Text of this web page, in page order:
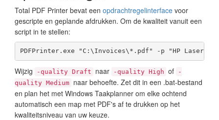
Total PDF Printer bevat een opdrachtregelinterface voor
gescripte en geplande afdrukken. Om de kwaliteit vanuit een
script in te stellen:
PDFPrinter.exe "C:\Invoices\*.pdf" -p "HP
Wijzig -quality Draft naar -quality High of
-
quality Medium naar behoefte. Zet dit in een .bat-bestand
en plan het met Windows Taakplanner om elke ochtend
automatisch een map met PDF's af te drukken op het
kwaliteitsniveau van uw keuze.